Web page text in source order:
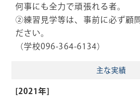
何事にも全力で頑張れる者。
②練習見学等は、事前に必ず顧
ださい。
（学校096-364-6134）
主な実績
[2021年]